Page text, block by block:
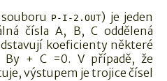
P-I-2.OUT) je jeden
čísla A, B, C oddělená
koeficienty některé
+ C =0. V případě, že
výstupem je trojice čísel